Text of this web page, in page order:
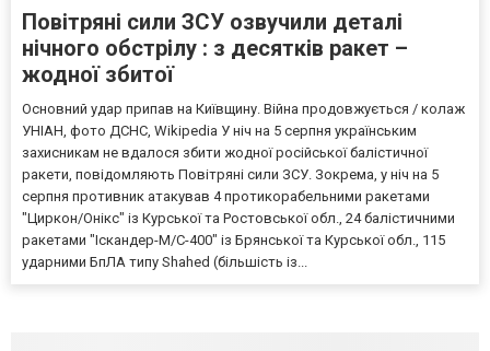
Повітряні сили ЗСУ озвучили деталі
нічного обстрілу : з десятків ракет –
жодної збитої
Основний удар припав на Київщину. Війна продовжується / колаж
УНІАН, фото ДСНС, Wikipedia У ніч на 5 серпня українським
захисникам не вдалося збити жодної російської балістичної
ракети, повідомляють Повітряні сили ЗСУ. Зокрема, у ніч на 5
серпня противник атакував 4 протикорабельними ракетами
"Циркон/Онікс" із Курської та Ростовської обл., 24 балістичними
ракетами "Іскандер-М/С-400" із Брянської та Курської обл., 115
ударними БпЛА типу Shahed (більшість із...